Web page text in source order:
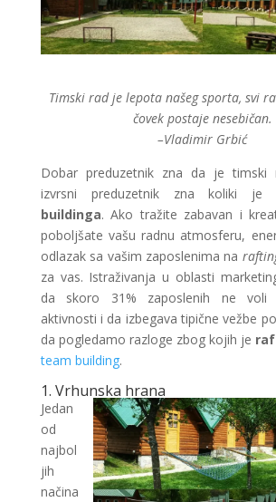
Timski rad je lepota našeg sporta, svi
čovek postaje nesebičan.
–Vladimir Grbić
Dobar preduzetnik zna da je timski
izvrsni preduzetnik zna koliki je
buildinga. Ako tražite zabavan i
poboljšate vašu radnu atmosferu,
odlazak sa vašim zaposlenima na
za vas. Istraživanja u oblasti
da skoro 31% zaposlenih ne voli
aktivnosti i da izbegava tipične vežbe
da pogledamo razloge zbog kojih je
team building.
1. Vrhunska hrana
Jedan
od
najbol
jih
načina